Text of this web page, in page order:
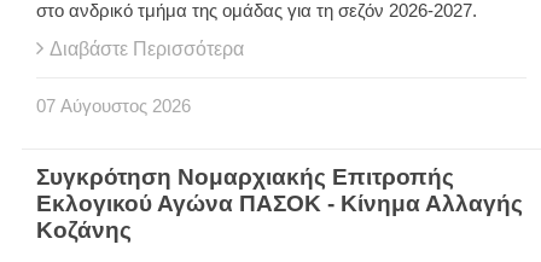
στο ανδρικό τμήμα της ομάδας για τη σεζόν 2026-2027.
Διαβάστε Περισσότερα
07 Αύγουστος 2026
Συγκρότηση Νομαρχιακής Επιτροπής
Εκλογικού Αγώνα ΠΑΣΟΚ - Κίνημα Αλλαγής
Κοζάνης